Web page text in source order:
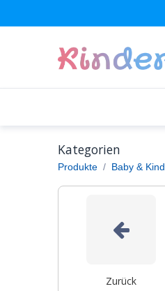
Kategorien
Produkte Baby & Kind
Zurück